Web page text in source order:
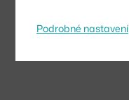
Podrobné nastavení